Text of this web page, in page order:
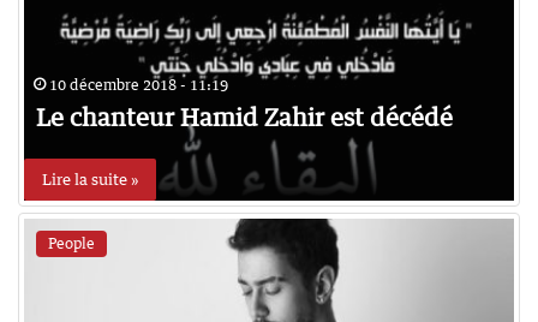
10 décembre 2018 - 11:19
Le chanteur Hamid Zahir est décédé
Lire la suite »
People